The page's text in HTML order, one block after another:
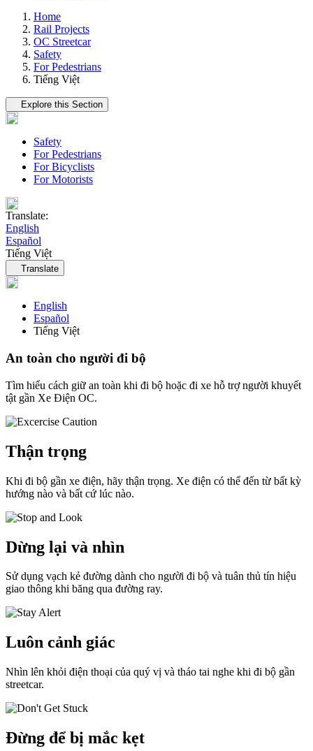
Home
Rail Projects
OC Streetcar
Safety
For Pedestrians
Tiếng Việt
Tertiary navigation
Explore this Section
Safety
For Pedestrians
For Bicyclists
For Motorists
Translate:
English
Español
Tiếng Việt
Language navigation
Translate
English
Español
Tiếng Việt
An toàn cho người đi bộ
Tìm hiểu cách giữ an toàn khi đi bộ hoặc đi xe hỗ trợ người khuyết
tật gần Xe Điện OC.
Thận trọng
Khi đi bộ gần xe điện, hãy thận trọng. Xe điện có thể đến từ bất kỳ
hướng nào và bất cứ lúc nào.
Dừng lại và nhìn
Sử dụng vạch kẻ đường dành cho người đi bộ và tuân thủ tín hiệu
giao thông khi băng qua đường ray.
Luôn cảnh giác
Nhìn lên khỏi điện thoại của quý vị và tháo tai nghe khi đi bộ gần
streetcar.
Đừng để bị mắc kẹt